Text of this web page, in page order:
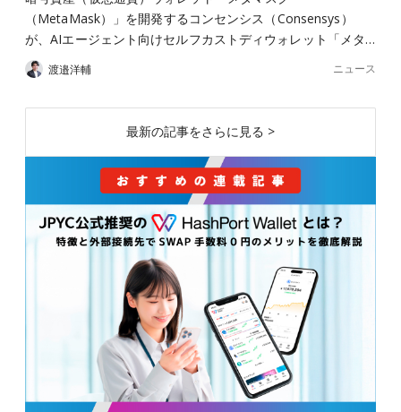
（MetaMask）」を開発するコンセンシス（Consensys）
が、AIエージェント向けセルフカストディウォレット「メタ…
渡邉洋輔 ニュース
最新の記事をさらに見る >